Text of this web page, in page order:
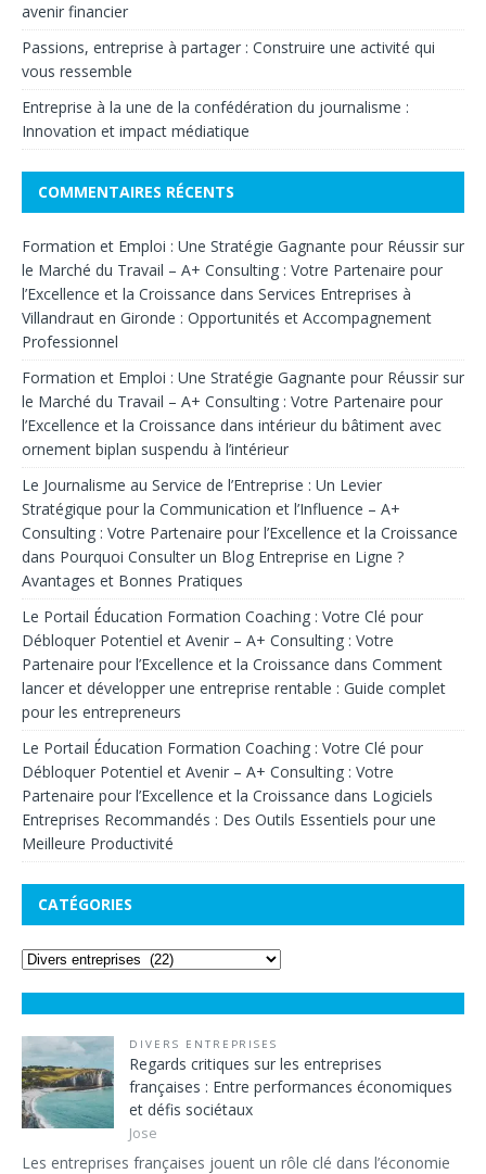
avenir financier
Passions, entreprise à partager : Construire une activité qui
vous ressemble
Entreprise à la une de la confédération du journalisme :
Innovation et impact médiatique
COMMENTAIRES RÉCENTS
Formation et Emploi : Une Stratégie Gagnante pour Réussir sur
le Marché du Travail – A+ Consulting : Votre Partenaire pour
l’Excellence et la Croissance dans Services Entreprises à
Villandraut en Gironde : Opportunités et Accompagnement
Professionnel
Formation et Emploi : Une Stratégie Gagnante pour Réussir sur
le Marché du Travail – A+ Consulting : Votre Partenaire pour
l’Excellence et la Croissance dans intérieur du bâtiment avec
ornement biplan suspendu à l’intérieur
Le Journalisme au Service de l’Entreprise : Un Levier
Stratégique pour la Communication et l’Influence – A+
Consulting : Votre Partenaire pour l’Excellence et la Croissance
dans Pourquoi Consulter un Blog Entreprise en Ligne ?
Avantages et Bonnes Pratiques
Le Portail Éducation Formation Coaching : Votre Clé pour
Débloquer Potentiel et Avenir – A+ Consulting : Votre
Partenaire pour l’Excellence et la Croissance dans Comment
lancer et développer une entreprise rentable : Guide complet
pour les entrepreneurs
Le Portail Éducation Formation Coaching : Votre Clé pour
Débloquer Potentiel et Avenir – A+ Consulting : Votre
Partenaire pour l’Excellence et la Croissance dans Logiciels
Entreprises Recommandés : Des Outils Essentiels pour une
Meilleure Productivité
CATÉGORIES
DIVERS ENTREPRISES
Regards critiques sur les entreprises
françaises : Entre performances économiques
et défis sociétaux
Jose
Les entreprises françaises jouent un rôle clé dans l’économie